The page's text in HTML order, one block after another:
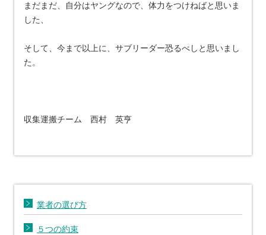
まだまだ、自分はヤングなので、体力をつけねばと思いま
した、
そして、今まで以上に、サブリーダー恐るべしと思いまし
た。
収集運搬チーム 西村 英亨
業者の選び方
５つの約束